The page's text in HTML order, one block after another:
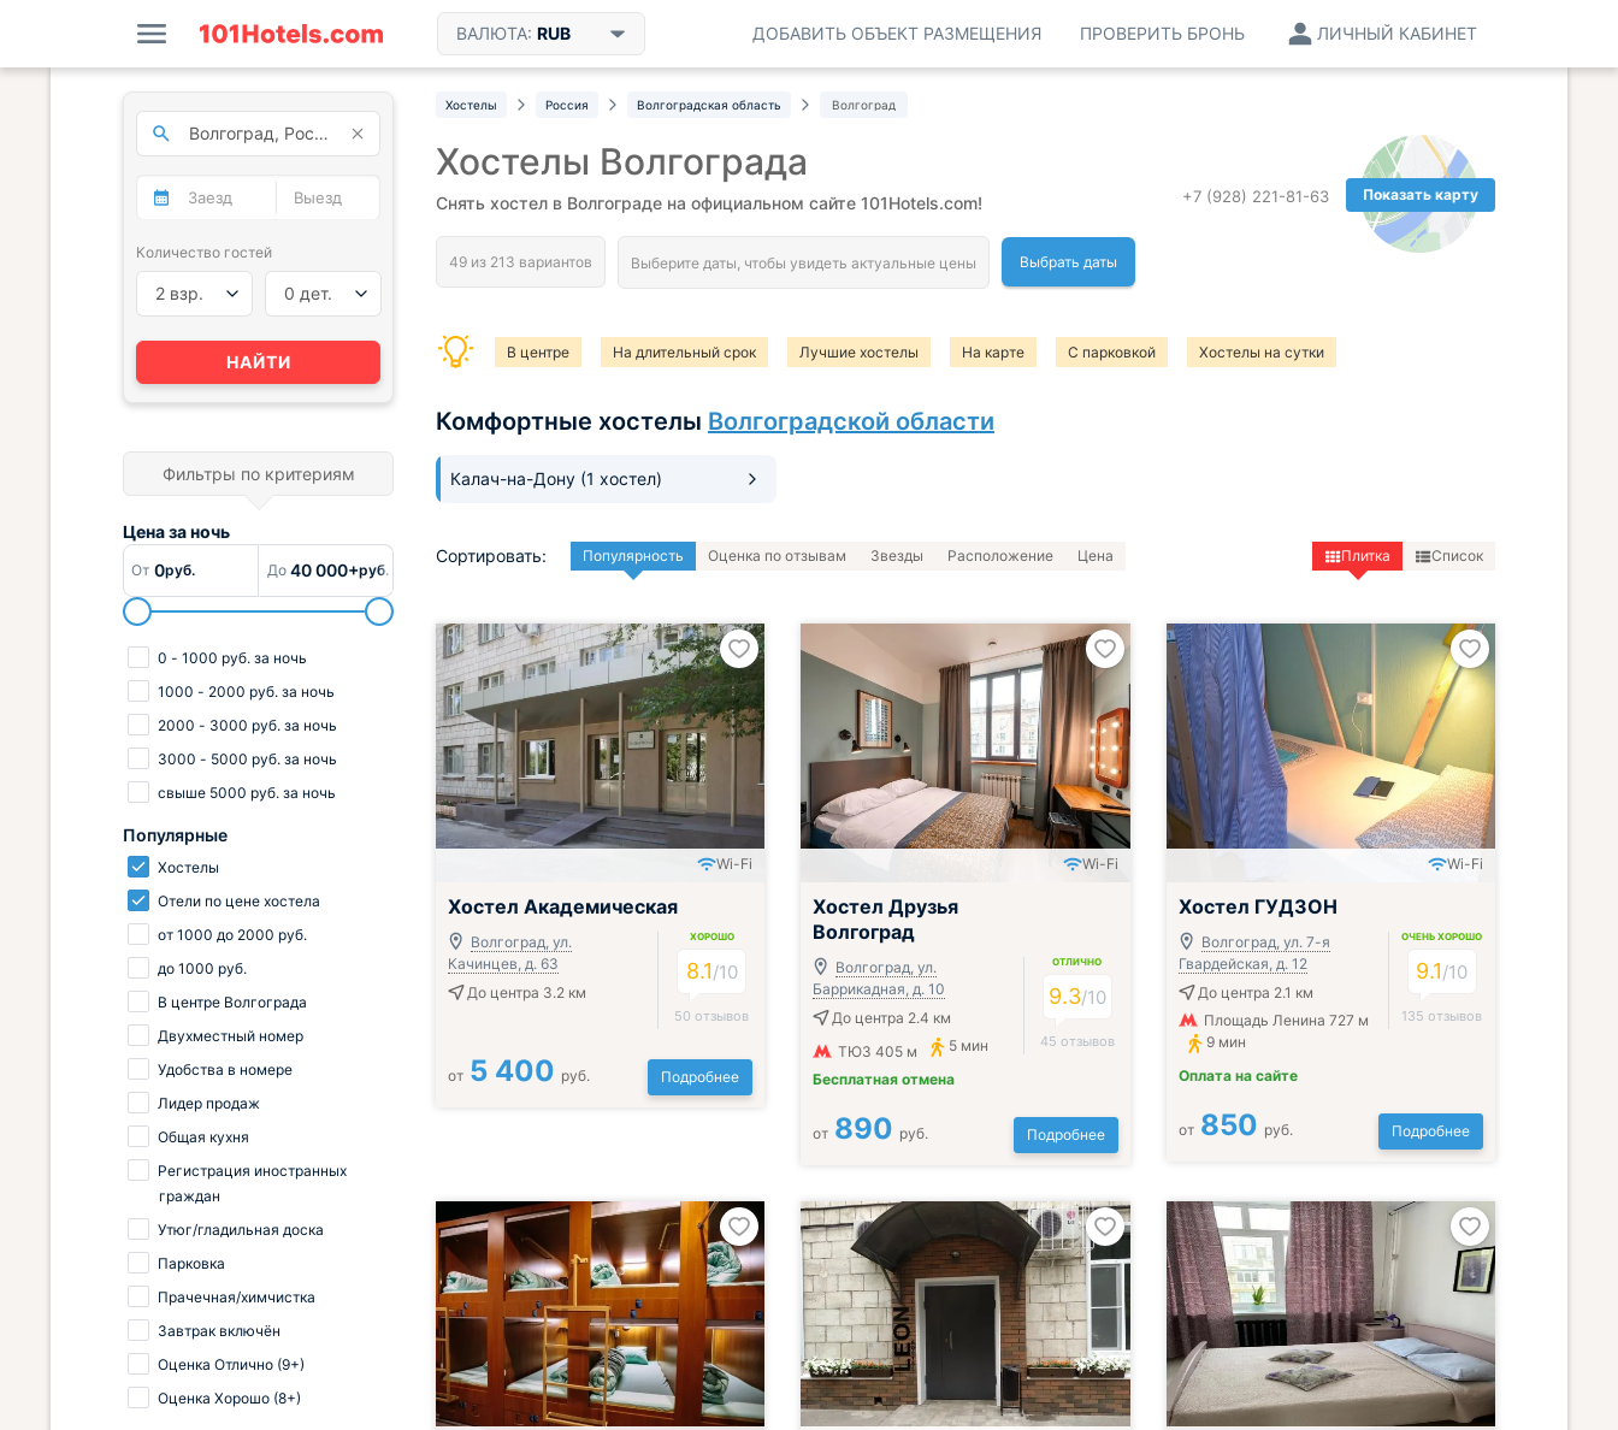
ВАЛЮТА: RUB ЛИЧНЫЙ КАБИНЕТ
ПРОВЕРИТЬ БРОНЬ
ДОБАВИТЬ ОБЪЕКТ РАЗМЕЩЕНИЯ
Хостелы Россия Волгоградская область Волгоград
Показать карту
+7 (928) 221-81-63
Хостелы Волгограда
Снять хостел в Волгограде на официальном сайте 101Hotels.com!
Выбрать даты
В центре На длительный срок Лучшие хостелы На карте С парковкой Хостелы на сутки
Комфортные хостелы Волгоградской области
Калач-на-Дону (1 хостел)
Сортировать: Популярность Оценка по отзывам Звезды Расположение Цена Плитка Список
Wi-Fi
Хостел Академическая
Волгоград, ул.
Качинцев, д. 63
До центра 3.2 км
ХОРОШО
8.1/10
50 отзывов
от 5 400 руб. Подробнее
Wi-Fi
Хостел Друзья
Волгоград
Волгоград, ул.
Баррикадная, д. 10
До центра 2.4 км
ТЮЗ 405 м
5 мин
Бесплатная отмена
ОТЛИЧНО
9.3/10
45 отзывов
от 890 руб. Подробнее
Wi-Fi
Хостел ГУДЗОН
Волгоград, ул. 7-я
Гвардейская, д. 12
До центра 2.1 км
Площадь Ленина 727 м
9 мин
Оплата на сайте
ОЧЕНЬ ХОРОШО
9.1/10
135 отзывов
от 850 руб. Подробнее
Количество гостей
2 взр. 0 дет.
НАЙТИ
Фильтры по критериям
Цена заночь
От 0руб. До 40 000+руб.
0 - 1000 руб. за ночь
1000 - 2000 руб. за ночь
2000 - 3000 руб. за ночь
3000 - 5000 руб. за ночь
свыше 5000 руб. за ночь
Популярные
Хостелы
Отели по цене хостела
от 1000 до 2000 руб.
до 1000 руб.
В центре Волгограда
Двухместный номер
Удобства в номере
Лидер продаж
Общая кухня
Регистрация иностранных
граждан
Утюг/гладильная доска
Парковка
Прачечная/химчистка
Завтрак включён
Оценка Отлично (9+)
Оценка Хорошо (8+)